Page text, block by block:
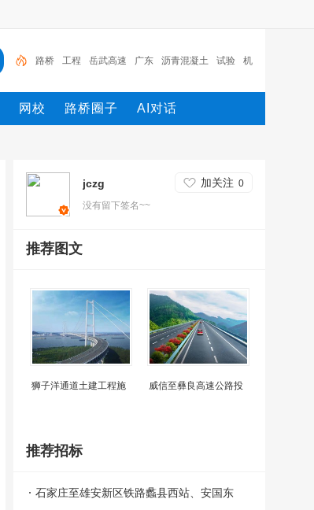
路桥 工程 岳武高速 广东 沥青混凝土 试验 机
械 发电机 施工 设计
网校 路桥圈子 AI对话
jczg 加关注 0
没有留下签名~~
推荐图文
狮子洋通道土建工程施 威信至彝良高速公路投
推荐招标
石家庄至雄安新区铁路蠡县西站、安国东